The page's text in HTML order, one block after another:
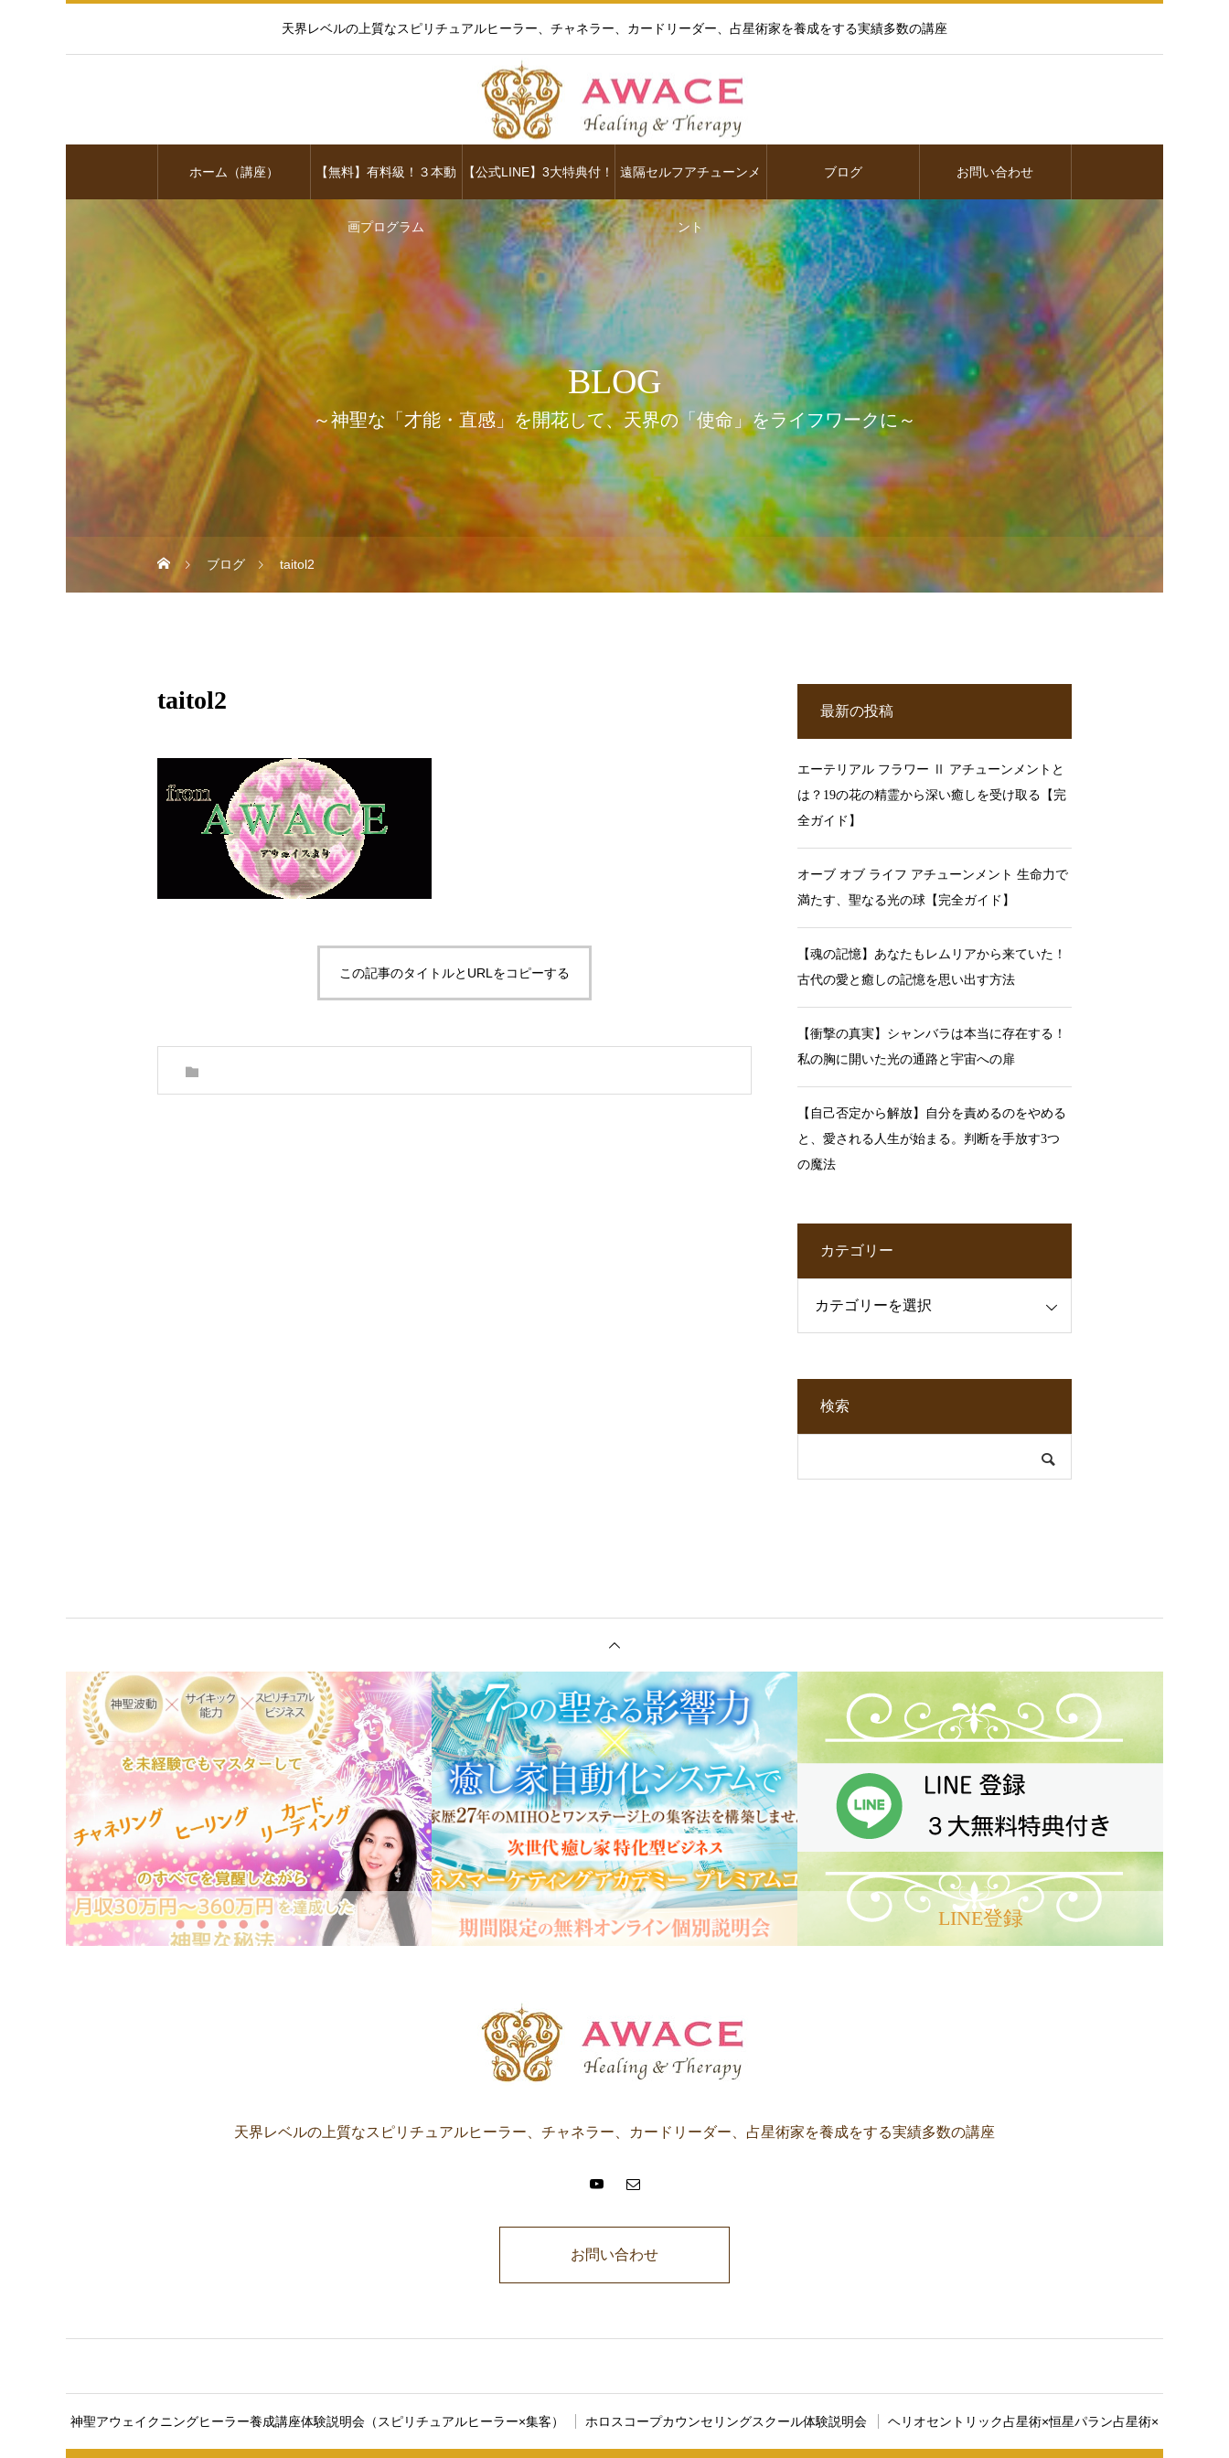
天界レベルの上質なスピリチュアルヒーラー、チャネラー、カードリーダー、占星術家を養成をする実績多数の講座
ホーム（講座） 【無料】有料級！３本動
画プログラム
【公式LINE】3大特典付！ 遠隔セルフアチューンメ
ント
ブログ お問い合わせ
BLOG
～神聖な「才能・直感」を開花して、天界の「使命」をライフワークに～
ブログ taitol2
taitol2
この記事のタイトルとURLをコピーする
最新の投稿
エーテリアル フラワー Ⅱ アチューンメントと
は？19の花の精霊から深い癒しを受け取る【完
全ガイド】
オーブ オブ ライフ アチューンメント 生命力で
満たす、聖なる光の球【完全ガイド】
【魂の記憶】あなたもレムリアから来ていた！
古代の愛と癒しの記憶を思い出す方法
【衝撃の真実】シャンバラは本当に存在する！
私の胸に開いた光の通路と宇宙への扉
【自己否定から解放】自分を責めるのをやめる
と、愛される人生が始まる。判断を手放す3つ
の魔法
カテゴリー
検索
LINE登録
天界レベルの上質なスピリチュアルヒーラー、チャネラー、カードリーダー、占星術家を養成をする実績多数の講座
お問い合わせ
神聖アウェイクニングヒーラー養成講座体験説明会（スピリチュアルヒーラー×集客） ホロスコープカウンセリングスクール体験説明会 ヘリオセントリック占星術×恒星パラン占星術×